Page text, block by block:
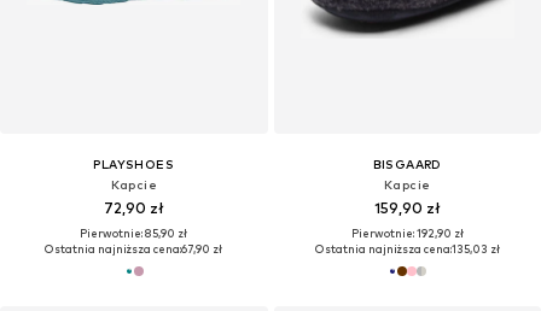
PLAYSHOES
Kapcie
72,90 zł
Pierwotnie: 85,90 zł
Ostatnia najniższa cena:67,90 zł
BISGAARD
Kapcie
159,90 zł
Pierwotnie: 192,90 zł
Ostatnia najniższa cena:135,03 zł